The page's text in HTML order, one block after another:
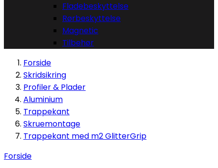
Fladebeskyttelse
Rørbeskyttelse
Magnetic
Tilbehør
Forside
Skridsikring
Profiler & Plader
Aluminium
Trappekant
Skruemontage
Trappekant med m2 GlitterGrip
Forside